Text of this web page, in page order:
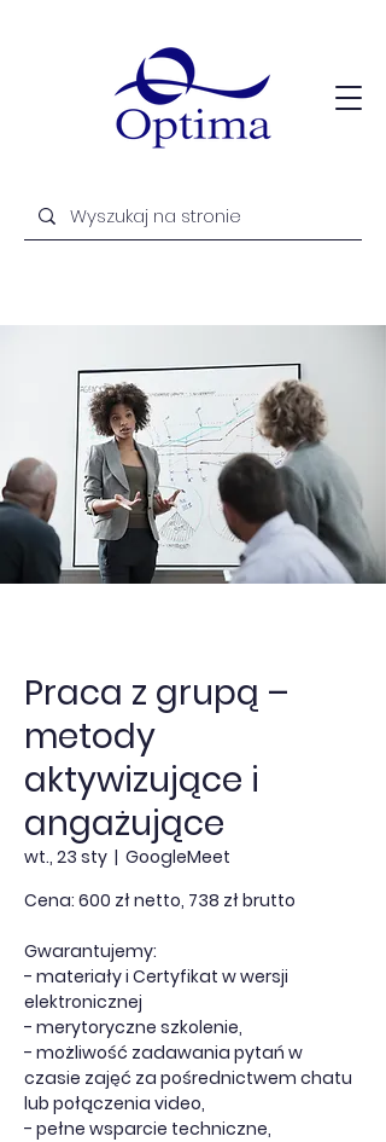
Praca z grupą –
metody
aktywizujące i
angażujące
wt., 23 sty
  |
GoogleMeet
Cena: 600 zł netto, 738 zł brutto
Gwarantujemy:
- materiały i Certyfikat w wersji
elektronicznej
- merytoryczne szkolenie,
- możliwość zadawania pytań w
czasie zajęć za pośrednictwem chatu
lub połączenia video,
- pełne wsparcie techniczne,